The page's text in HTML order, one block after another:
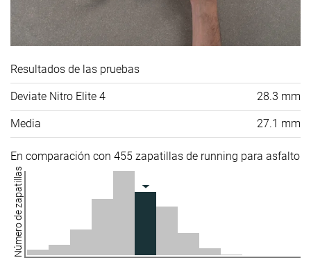
Resultados de las pruebas
Deviate Nitro Elite 4 28.3 mm
Media 27.1 mm
En comparación con 455 zapatillas de running para asfalto
Número de zapatillas